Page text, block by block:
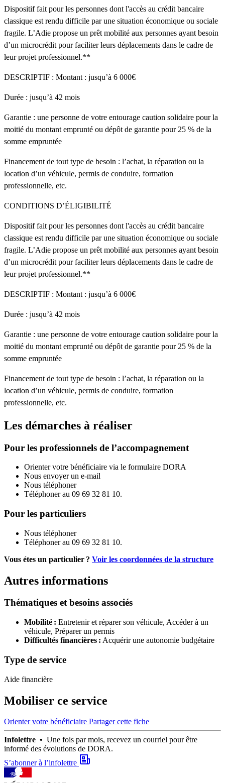
Dispositif fait pour les personnes dont l'accès au crédit bancaire
classique est rendu difficile par une situation économique ou sociale
fragile. L’Adie propose un prêt mobilité aux personnes ayant besoin
d’un microcrédit pour faciliter leurs déplacements dans le cadre de
leur projet professionnel.**
DESCRIPTIF : Montant : jusqu’à 6 000€
Durée : jusqu’à 42 mois
Garantie : une personne de votre entourage caution solidaire pour la
moitié du montant emprunté ou dépôt de garantie pour 25 % de la
somme empruntée
Financement de tout type de besoin : l’achat, la réparation ou la
location d’un véhicule, permis de conduire, formation
professionnelle, etc.
CONDITIONS D’ÉLIGIBILITÉ
Dispositif fait pour les personnes dont l'accès au crédit bancaire
classique est rendu difficile par une situation économique ou sociale
fragile. L’Adie propose un prêt mobilité aux personnes ayant besoin
d’un microcrédit pour faciliter leurs déplacements dans le cadre de
leur projet professionnel.**
DESCRIPTIF : Montant : jusqu’à 6 000€
Durée : jusqu’à 42 mois
Garantie : une personne de votre entourage caution solidaire pour la
moitié du montant emprunté ou dépôt de garantie pour 25 % de la
somme empruntée
Financement de tout type de besoin : l’achat, la réparation ou la
location d’un véhicule, permis de conduire, formation
professionnelle, etc.
Les démarches à réaliser
Pour les professionnels de l’accompagnement
Orienter votre bénéficiaire via le formulaire DORA
Nous envoyer un e-mail
Nous téléphoner
Téléphoner au 09 69 32 81 10.
Pour les particuliers
Nous téléphoner
Téléphoner au 09 69 32 81 10.
Vous étes un particulier ? Voir les coordonnées de la structure
Autres informations
Thématiques et besoins associés
Mobilité : Entretenir et réparer son véhicule, Accéder à un
véhicule, Préparer un permis
Difficultés financières : Acquérir une autonomie budgétaire
Type de service
Aide financière
Mobiliser ce service
Orienter votre bénéficiaire Partager cette fiche
Infolettre • Une fois par mois, recevez un courriel pour être
informé des évolutions de DORA.
S’abonner à l’infolettre